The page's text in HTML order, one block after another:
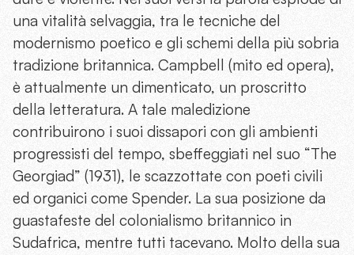
una vitalità selvaggia, tra le tecniche del
modernismo poetico e gli schemi della più sobria
tradizione britannica. Campbell (mito ed opera),
è attualmente un dimenticato, un proscritto
della letteratura. A tale maledizione
contribuirono i suoi dissapori con gli ambienti
progressisti del tempo, sbeffeggiati nel suo “The
Georgiad” (1931), le scazzottate con poeti civili
ed organici come Spender. La sua posizione da
guastafeste del colonialismo britannico in
Sudafrica, mentre tutti tacevano. Molto della sua